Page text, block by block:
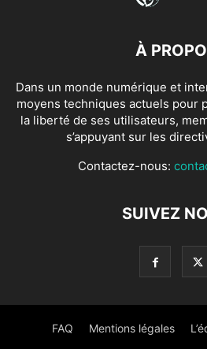
À
Dans un monde numérique et
moyens techniques actuels pour
la liberté de ses utilisateurs,
s’appuyant sur les
Contactez-nous:
SUIVEZ
FAQ Mentions légales